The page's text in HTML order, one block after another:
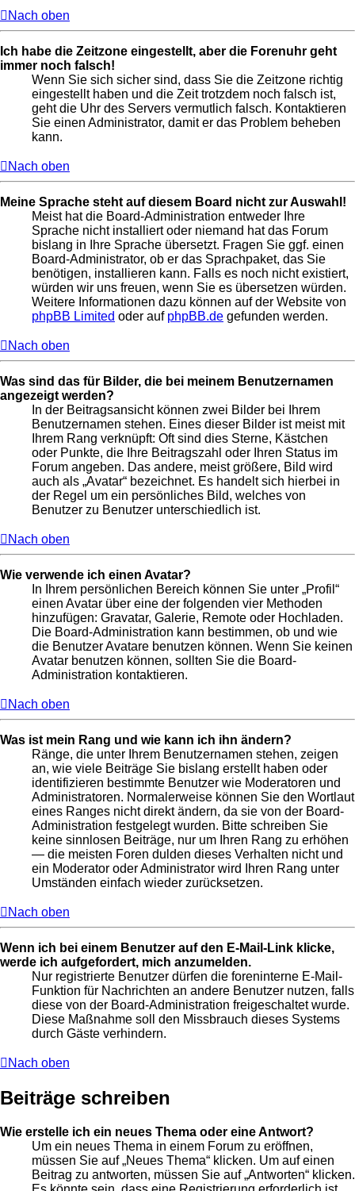
Nach oben
Ich habe die Zeitzone eingestellt, aber die Forenuhr geht
immer noch falsch!
Wenn Sie sich sicher sind, dass Sie die Zeitzone richtig
eingestellt haben und die Zeit trotzdem noch falsch ist,
geht die Uhr des Servers vermutlich falsch. Kontaktieren
Sie einen Administrator, damit er das Problem beheben
kann.
Nach oben
Meine Sprache steht auf diesem Board nicht zur Auswahl!
Meist hat die Board-Administration entweder Ihre
Sprache nicht installiert oder niemand hat das Forum
bislang in Ihre Sprache übersetzt. Fragen Sie ggf. einen
Board-Administrator, ob er das Sprachpaket, das Sie
benötigen, installieren kann. Falls es noch nicht existiert,
würden wir uns freuen, wenn Sie es übersetzen würden.
Weitere Informationen dazu können auf der Website von
phpBB Limited oder auf phpBB.de gefunden werden.
Nach oben
Was sind das für Bilder, die bei meinem Benutzernamen
angezeigt werden?
In der Beitragsansicht können zwei Bilder bei Ihrem
Benutzernamen stehen. Eines dieser Bilder ist meist mit
Ihrem Rang verknüpft: Oft sind dies Sterne, Kästchen
oder Punkte, die Ihre Beitragszahl oder Ihren Status im
Forum angeben. Das andere, meist größere, Bild wird
auch als „Avatar“ bezeichnet. Es handelt sich hierbei in
der Regel um ein persönliches Bild, welches von
Benutzer zu Benutzer unterschiedlich ist.
Nach oben
Wie verwende ich einen Avatar?
In Ihrem persönlichen Bereich können Sie unter „Profil“
einen Avatar über eine der folgenden vier Methoden
hinzufügen: Gravatar, Galerie, Remote oder Hochladen.
Die Board-Administration kann bestimmen, ob und wie
die Benutzer Avatare benutzen können. Wenn Sie keinen
Avatar benutzen können, sollten Sie die Board-
Administration kontaktieren.
Nach oben
Was ist mein Rang und wie kann ich ihn ändern?
Ränge, die unter Ihrem Benutzernamen stehen, zeigen
an, wie viele Beiträge Sie bislang erstellt haben oder
identifizieren bestimmte Benutzer wie Moderatoren und
Administratoren. Normalerweise können Sie den Wortlaut
eines Ranges nicht direkt ändern, da sie von der Board-
Administration festgelegt wurden. Bitte schreiben Sie
keine sinnlosen Beiträge, nur um Ihren Rang zu erhöhen
— die meisten Foren dulden dieses Verhalten nicht und
ein Moderator oder Administrator wird Ihren Rang unter
Umständen einfach wieder zurücksetzen.
Nach oben
Wenn ich bei einem Benutzer auf den E-Mail-Link klicke,
werde ich aufgefordert, mich anzumelden.
Nur registrierte Benutzer dürfen die foreninterne E-Mail-
Funktion für Nachrichten an andere Benutzer nutzen, falls
diese von der Board-Administration freigeschaltet wurde.
Diese Maßnahme soll den Missbrauch dieses Systems
durch Gäste verhindern.
Nach oben
Beiträge schreiben
Wie erstelle ich ein neues Thema oder eine Antwort?
Um ein neues Thema in einem Forum zu eröffnen,
müssen Sie auf „Neues Thema“ klicken. Um auf einen
Beitrag zu antworten, müssen Sie auf „Antworten“ klicken.